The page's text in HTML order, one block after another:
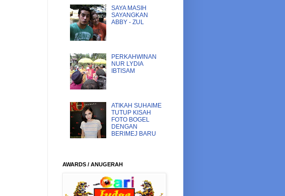
SAYA MASIH
SAYANGKAN
ABBY - ZUL
PERKAHWINAN
NUR LYDIA
IBTISAM
ATIKAH SUHAIME
TUTUP KISAH
FOTO BOGEL
DENGAN
BERIMEJ BARU
AWARDS / ANUGERAH